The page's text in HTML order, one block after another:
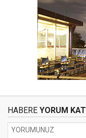
HABERE YORUM KAT